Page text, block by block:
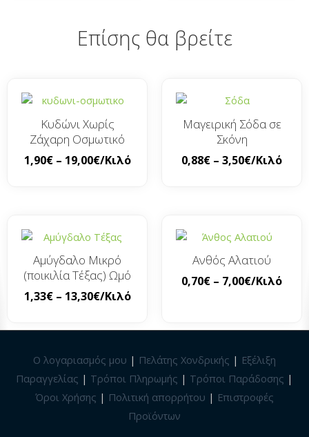
Επίσης θα βρείτε
Κυδώνι Χωρίς
Ζάχαρη Οσμωτικό
1,90€ – 19,00€/Κιλό
Μαγειρική Σόδα σε
Σκόνη
0,88€ – 3,50€/Κιλό
Αμύγδαλο Μικρό
(ποικιλία Τέξας) Ωμό
1,33€ – 13,30€/Κιλό
Ανθός Αλατιού
0,70€ – 7,00€/Κιλό
Ο λογαριασμός μου | Πελάτης Χονδρικής | Εξέλιξη
Παραγγελίας | Τρόποι Πληρωμής | Τρόποι Παράδοσης |
Όροι Χρήσης | Πολιτική απορρήτου | Επιστροφές
Προϊόντων